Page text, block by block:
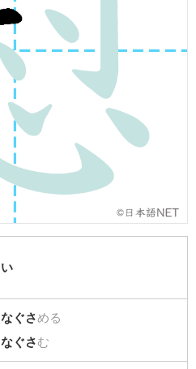
い
なぐさめる
なぐさ む